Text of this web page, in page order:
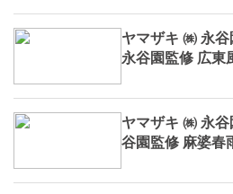
ヤマザキ ㈱ 永谷園 (広東風かに玉) コラボ
永谷園監修 広東
ヤマザキ ㈱ 永谷園 (麻婆春雨) コラボ 永
谷園監修 麻婆春